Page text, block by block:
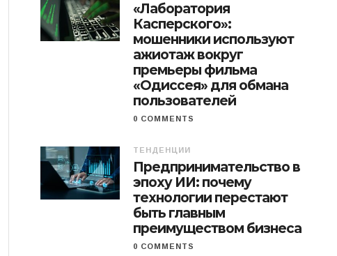
«Лаборатория
Касперского»:
мошенники используют
ажиотаж вокруг
премьеры фильма
«Одиссея» для обмана
пользователей
0 COMMENTS
ТЕНДЕНЦИИ
Предпринимательство в
эпоху ИИ: почему
технологии перестают
быть главным
преимуществом бизнеса
0 COMMENTS